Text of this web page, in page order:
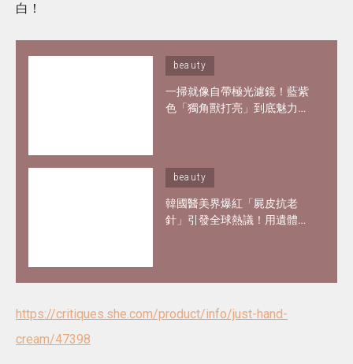
白！
beauty
一掃就像自帶極光濾鏡！藍紫
色「獨角獸打亮」到底魅力何
beauty
韓國醫美界爆紅「屍皮抗老
針」引發全球熱議！用遺體皮
https://critiques.she.com/product/info/just-hand-
cream/47398